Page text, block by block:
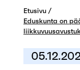
Etusivu
Eduskunta on